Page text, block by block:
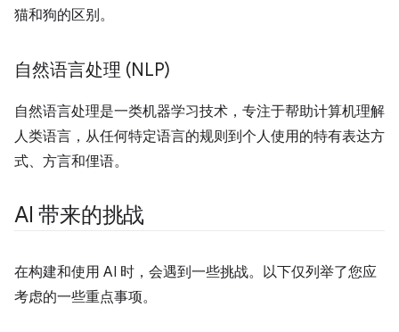
猫和狗的区别。
自然语言处理 (NLP)
自然语言处理是一类机器学习技术，专注于帮助计算机理解
人类语言，从任何特定语言的规则到个人使用的特有表达方
式、方言和俚语。
AI 带来的挑战
在构建和使用 AI 时，会遇到一些挑战。以下仅列举了您应
考虑的一些重点事项。